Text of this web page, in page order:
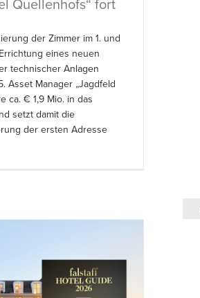
der Zimmer im 1. und
eines neuen
technischer Anlagen
Asset Manager „Jagdfeld
ca. € 1,9 Mio. in das
setzt damit die
der ersten Adresse